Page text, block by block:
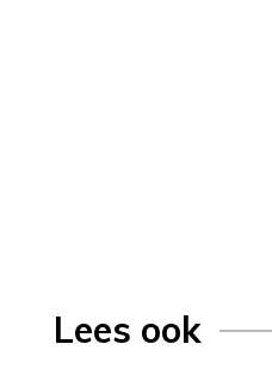
Lees ook